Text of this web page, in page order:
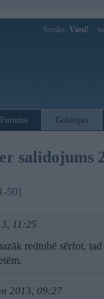
Sveiks, Viesi!
Forums Galerijas
salidojums
50]
11:25
redtubē sērfot,
2013, 09:27